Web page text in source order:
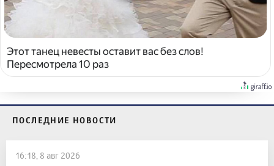
Этот танец невесты оставит вас без слов!
Пересмотрела 10 раз
ПОСЛЕДНИЕ НОВОСТИ
16:18, 8 авг 2026